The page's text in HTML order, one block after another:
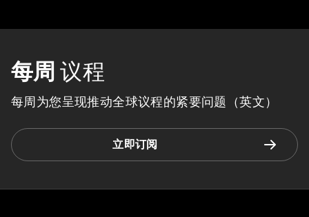
每周 议程
每周为您呈现推动全球议程的紧要问题（英文）
立即订阅